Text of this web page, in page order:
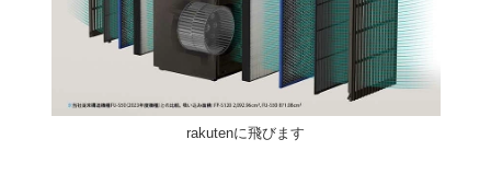
rakutenに飛びます